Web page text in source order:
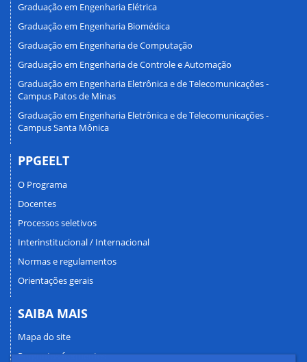
Graduação em Engenharia Elétrica
Graduação em Engenharia Biomédica
Graduação em Engenharia de Computação
Graduação em Engenharia de Controle e Automação
Graduação em Engenharia Eletrônica e de Telecomunicações -
Campus Patos de Minas
Graduação em Engenharia Eletrônica e de Telecomunicações -
Campus Santa Mônica
PPGEELT
O Programa
Docentes
Processos seletivos
Interinstitucional / Internacional
Normas e regulamentos
Orientações gerais
SAIBA MAIS
Mapa do site
Perguntas frequentes